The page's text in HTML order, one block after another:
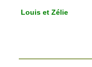
Louis et Zélie